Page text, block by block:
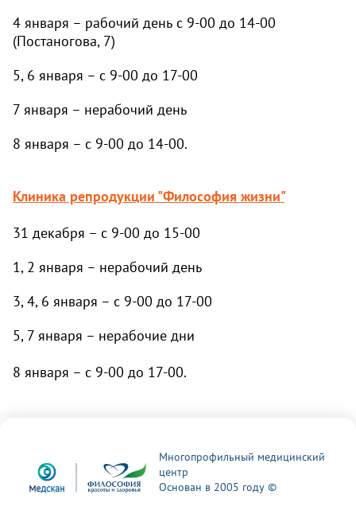
4 января – рабочий день с 9-00 до 14-00
(Постаногова, 7)
5, 6 января – с 9-00 до 17-00
7 января – нерабочий день
8 января – с 9-00 до 14-00.
Клиника репродукции "Философия жизни"
31 декабря – с 9-00 до 15-00
1, 2 января – нерабочий день
3, 4, 6 января – с 9-00 до 17-00
5, 7 января – нерабочие дни
8 января – с 9-00 до 17-00.
Многопрофильный медицинский
центр
Основан в 2005 году ©